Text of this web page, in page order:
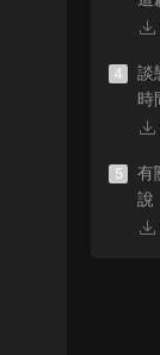
4
談
時
5
有
說